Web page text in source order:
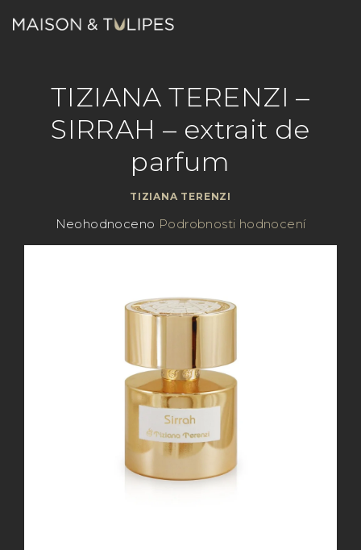
na
košík
TIZIANA TERENZI –
SIRRAH – extrait de
parfum
TIZIANA TERENZI
Průměrné
Neohodnoceno Podrobnosti hodnocení